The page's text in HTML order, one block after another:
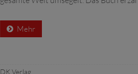
Mehr
DK Verlag